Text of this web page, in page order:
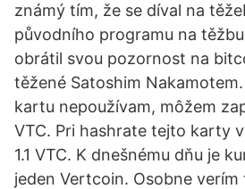
známý tím, že se díval na
původního programu na
obrátil svou pozornost na
těžené Satoshim
kartu nepoužívam, môžem
VTC. Pri hashrate tejto karty
1.1 VTC. K dnešnému dňu je
jeden Vertcoin. Osobne verím